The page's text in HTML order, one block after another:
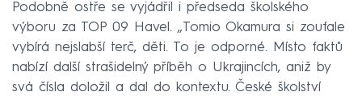
Podobně ostře se vyjádřil i předseda školského
výboru za TOP 09 Havel. „Tomio Okamura si zoufale
vybírá nejslabší terč, děti. To je odporné. Místo faktů
nabízí další strašidelný příběh o Ukrajincích, aniž by
svá čísla doložil a dal do kontextu. České školství